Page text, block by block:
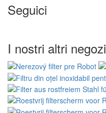
Seguici
I nostri altri negozi